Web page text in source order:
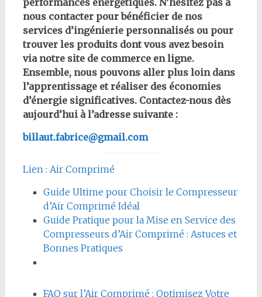
performances énergétiques. N’hésitez pas à
nous contacter pour bénéficier de nos
services d’ingénierie personnalisés ou pour
trouver les produits dont vous avez besoin
via notre site de commerce en ligne.
Ensemble, nous pouvons aller plus loin dans
l’apprentissage et réaliser des économies
d’énergie significatives. Contactez-nous dès
aujourd’hui à l’adresse suivante :
billaut.fabrice@gmail.com
Lien : Air Comprimé
Guide Ultime pour Choisir le Compresseur
d’Air Comprimé Idéal
Guide Pratique pour la Mise en Service des
Compresseurs d’Air Comprimé : Astuces et
Bonnes Pratiques
FAQ sur l’Air Comprimé : Optimisez Votre